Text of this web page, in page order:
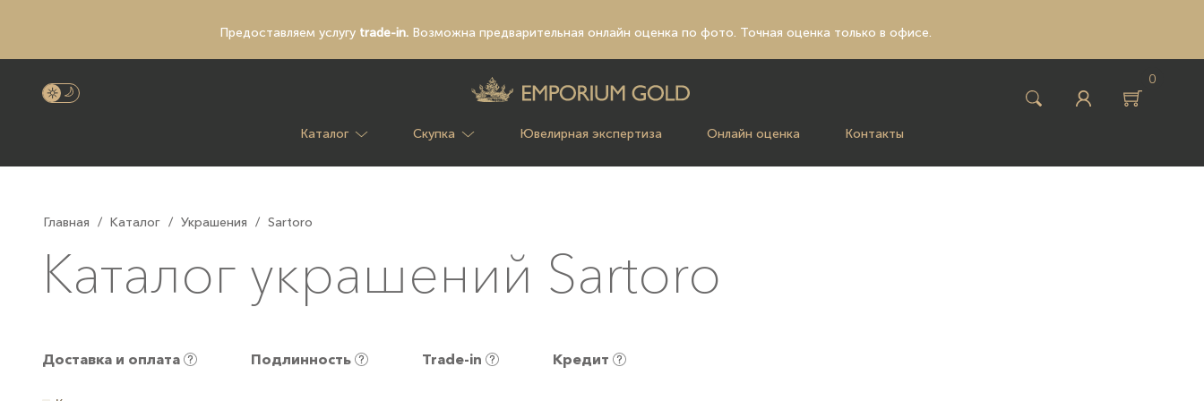
Предоставляем услугу trade-in.Возможна предварительная онлайн оценка по фото. Точная оценка только в офисе.
0
Каталог Скупка Ювелирная экспертиза Онлайн оценка Контакты
Главная / Каталог / Украшения / Sartoro
Каталог украшений Sartoro
Доставка и оплата Подлинность Trade-in Кредит